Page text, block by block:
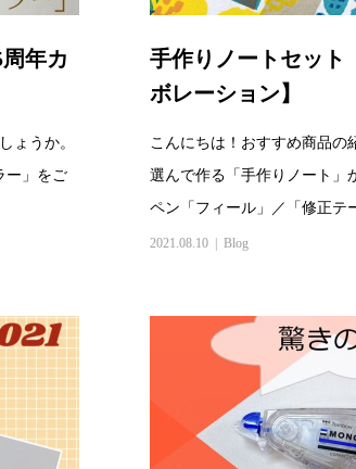
年カ
ょうか。
ー」をご
手作りノートセット
ボレーション】
こんにちは！おすすめ商品の
選んで作る「手作りノート」
ペン「フィール」／「修正テ
2021.08.10 Blog